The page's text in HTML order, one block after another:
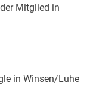
Mitglied in
in Winsen/Luhe